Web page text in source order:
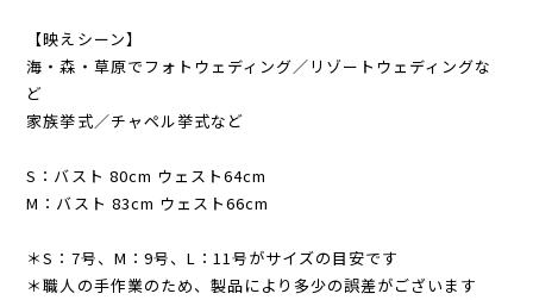
【映えシーン】
海・森・草原でフォトウェディング／リゾートウェディングな
ど
家族挙式／チャペル挙式など
S：バスト 80cm ウェスト64cm
M：バスト 83cm ウェスト66cm
＊S：7号、M：9号、L：11号がサイズの目安です
＊職人の手作業のため、製品により多少の誤差がございます